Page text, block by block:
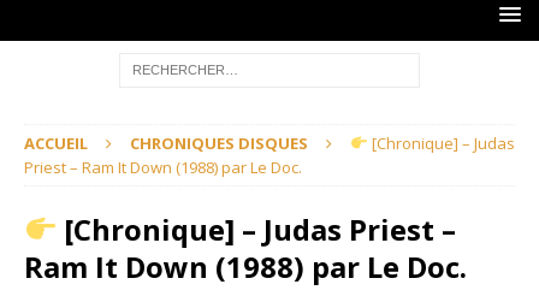
ACCUEIL CHRONIQUES DISQUES
[Chronique] – Judas
Priest – Ram It Down (1988) par Le Doc.
[Chronique] – Judas Priest –
Ram It Down (1988) par Le Doc.